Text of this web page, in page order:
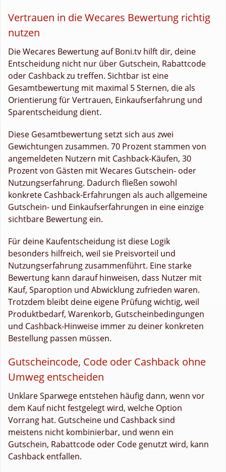
Vertrauen in die Wecares Bewertung richtig
nutzen
Die Wecares Bewertung auf Boni.tv hilft dir, deine
Entscheidung nicht nur über Gutschein, Rabattcode
oder Cashback zu treffen. Sichtbar ist eine
Gesamtbewertung mit maximal 5 Sternen, die als
Orientierung für Vertrauen, Einkaufserfahrung und
Sparentscheidung dient.
Diese Gesamtbewertung setzt sich aus zwei
Gewichtungen zusammen. 70 Prozent stammen von
angemeldeten Nutzern mit Cashback-Käufen, 30
Prozent von Gästen mit Wecares Gutschein- oder
Nutzungserfahrung. Dadurch fließen sowohl
konkrete Cashback-Erfahrungen als auch allgemeine
Gutschein- und Einkaufserfahrungen in eine einzige
sichtbare Bewertung ein.
Für deine Kaufentscheidung ist diese Logik
besonders hilfreich, weil sie Preisvorteil und
Nutzungserfahrung zusammenführt. Eine starke
Bewertung kann darauf hinweisen, dass Nutzer mit
Kauf, Sparoption und Abwicklung zufrieden waren.
Trotzdem bleibt deine eigene Prüfung wichtig, weil
Produktbedarf, Warenkorb, Gutscheinbedingungen
und Cashback-Hinweise immer zu deiner konkreten
Bestellung passen müssen.
Gutscheincode, Code oder Cashback ohne
Umweg entscheiden
Unklare Sparwege entstehen häufig dann, wenn vor
dem Kauf nicht festgelegt wird, welche Option
Vorrang hat. Gutscheine und Cashback sind
meistens nicht kombinierbar, und wenn ein
Gutschein, Rabattcode oder Code genutzt wird, kann
Cashback entfallen.